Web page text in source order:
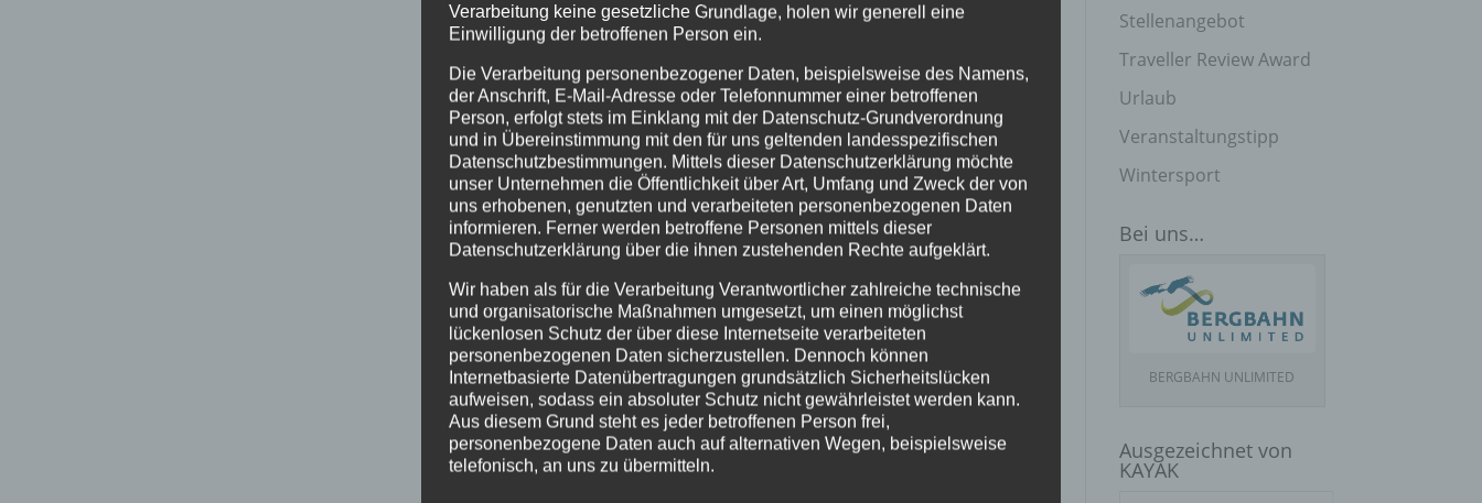
Stellenangebot
Traveller Review Award
Urlaub
Veranstaltungstipp
Wintersport
Bei uns…
BERGBAHN UNLIMITED
Ausgezeichnet von
KAYAK
Verarbeitung keine gesetzliche Grundlage, holen wir generell eine
Einwilligung der betroffenen Person ein.
Die Verarbeitung personenbezogener Daten, beispielsweise des Namens,
der Anschrift, E-Mail-Adresse oder Telefonnummer einer betroffenen
Person, erfolgt stets im Einklang mit der Datenschutz-Grundverordnung
und in Übereinstimmung mit den für uns geltenden landesspezifischen
Datenschutzbestimmungen. Mittels dieser Datenschutzerklärung möchte
unser Unternehmen die Öffentlichkeit über Art, Umfang und Zweck der von
uns erhobenen, genutzten und verarbeiteten personenbezogenen Daten
informieren. Ferner werden betroffene Personen mittels dieser
Datenschutzerklärung über die ihnen zustehenden Rechte aufgeklärt.
Wir haben als für die Verarbeitung Verantwortlicher zahlreiche technische
und organisatorische Maßnahmen umgesetzt, um einen möglichst
lückenlosen Schutz der über diese Internetseite verarbeiteten
personenbezogenen Daten sicherzustellen. Dennoch können
Internetbasierte Datenübertragungen grundsätzlich Sicherheitslücken
aufweisen, sodass ein absoluter Schutz nicht gewährleistet werden kann.
Aus diesem Grund steht es jeder betroffenen Person frei,
personenbezogene Daten auch auf alternativen Wegen, beispielsweise
telefonisch, an uns zu übermitteln.